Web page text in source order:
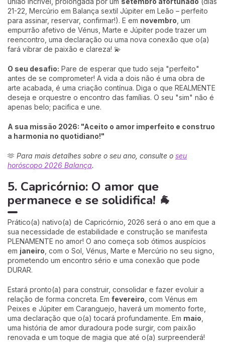
21-22, Mercúrio em Balança sextil Júpiter em Leão – perfeito
para assinar, reservar, confirmar!). E em novembro , um
empurrão afetivo de Vénus, Marte e Júpiter pode trazer um
reencontro, uma declaração ou uma nova conexão que o(a)
fará vibrar de paixão e clareza! 💫
O seu desafio: Pare de esperar que tudo seja "perfeito"
antes de se comprometer! A vida a dois não é uma obra de
arte acabada, é uma criação contínua. Diga o que REALMENTE
deseja e orquestre o encontro das famílias. O seu "sim" não é
apenas belo; pacifica e une.
A sua missão 2026: "Aceito o amor imperfeito e construo
a harmonia no quotidiano!"
🫶 Para mais detalhes sobre o seu ano, consulte o seu
horóscopo 2026 Balança.
5. Capricórnio: O amor que
permanece e se solidifica! 🐐
Prático(a) nativo(a) de Capricórnio, 2026 será o ano em que a
sua necessidade de estabilidade e construção se manifesta
PLENAMENTE no amor! O ano começa sob ótimos auspícios
em janeiro , com o Sol, Vénus, Marte e Mercúrio no seu signo,
prometendo um encontro sério e uma conexão que pode
DURAR.
Estará pronto(a) para construir, consolidar e fazer evoluir a
relação de forma concreta. Em fevereiro , com Vénus em
Peixes e Júpiter em Caranguejo, haverá um momento forte,
uma declaração que o(a) tocará profundamente. Em maio
uma história de amor duradoura pode surgir, com paixão
renovada e um toque de magia que até o(a) surpreenderá!